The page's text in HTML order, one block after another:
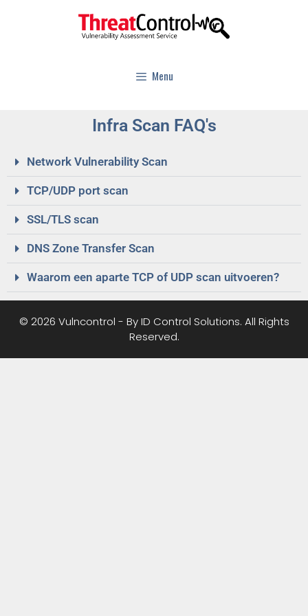
Menu
Infra Scan FAQ's
Network Vulnerability Scan
TCP/UDP port scan
SSL/TLS scan
DNS Zone Transfer Scan
Waarom een aparte TCP of UDP scan uitvoeren?
© 2026 Vulncontrol - By ID Control Solutions. All Rights
Reserved.